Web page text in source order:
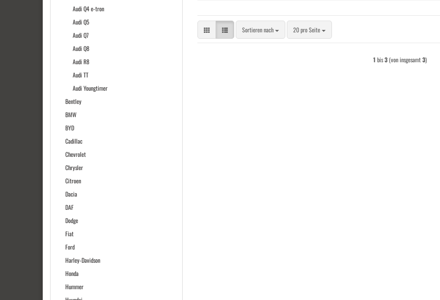
Sortieren nach
Sortieren nach 20 pro Seite
pro Seite
1 bis3 (von insgesamt3)
Audi Q4 e-tron
Audi Q5
Audi Q7
Audi Q8
Audi R8
Audi TT
Audi Youngtimer
Bentley
BMW
BYD
Cadillac
Chevrolet
Chrysler
Citroen
Dacia
DAF
Dodge
Fiat
Ford
Harley-Davidson
Honda
Hummer